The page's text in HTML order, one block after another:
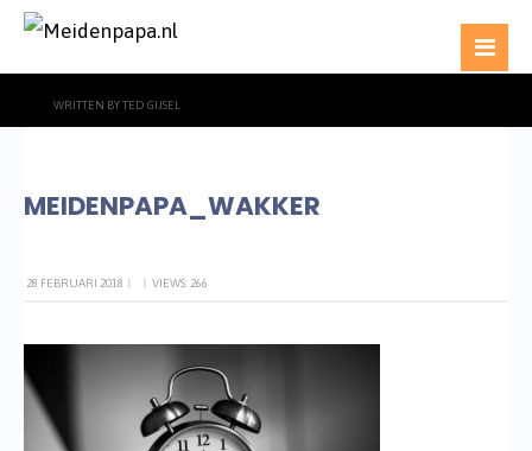
WRITTEN BYTED GIJSEL
MEIDENPAPA_WAKKER
28 FEBRUARI 2018 | | VIEWS: 266